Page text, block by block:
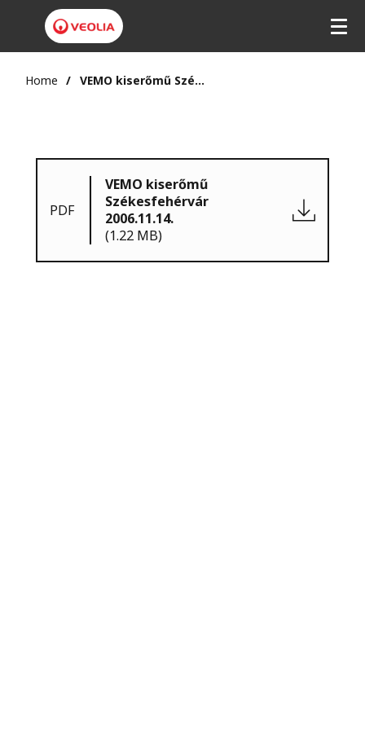
Home VEMO kiserőmű Székesfehérvár 2006.11.14.
PDF
VEMO kiserőmű
Székesfehérvár
2006.11.14.
(1.22 MB)